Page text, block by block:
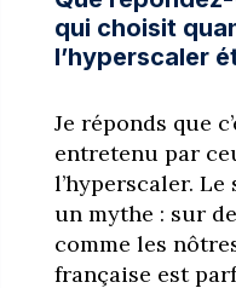
qui choisit
l’hyperscaler
Je réponds que
entretenu par
l’hyperscaler.
un mythe : sur
comme les
française est